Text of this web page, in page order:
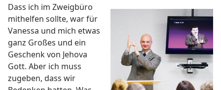
Dass ich im Zweigbüro
mithelfen sollte, war für
Vanessa und mich etwas
ganz Großes und ein
Geschenk von Jehova
Gott. Aber ich muss
zugeben, dass wir